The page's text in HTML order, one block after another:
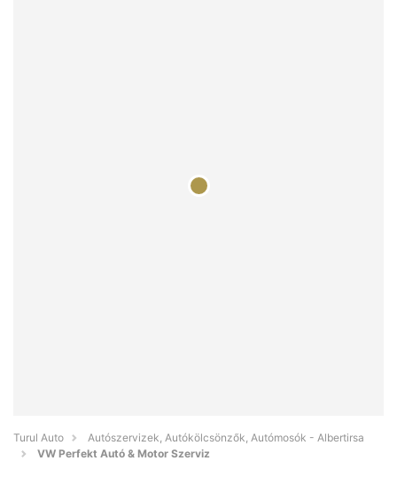
Turul Auto
Autószervizek, Autókölcsönzők, Autómosók - Albertirsa
VW Perfekt Autó & Motor Szerviz